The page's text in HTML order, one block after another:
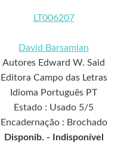
LT006207
David Barsamian
Autores Edward W. Said
Editora Campo das Letras
Idioma Português PT
Estado : Usado 5/5
Encadernação : Brochado
Disponib. -
Indisponível